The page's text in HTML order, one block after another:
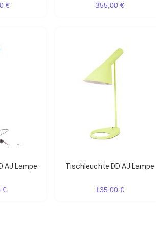
€
355,00 €
AJ Lampe
€
Tischleuchte DD AJ Lampe
135,00 €